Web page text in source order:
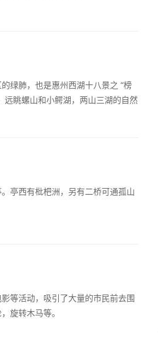
绿肺，也是惠州西湖十八景之 “榜
远眺螺山和小鳄湖，两山三湖的自然
亭西有枇杷洲，另有二桥可通孤山
等活动，吸引了大量的市民前去围
旋转木马等。